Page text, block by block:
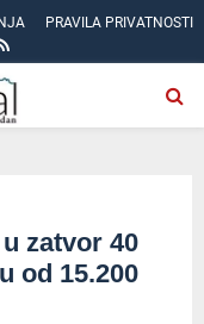
PRAVILA PRIVATNOSTI
RSS
zatvor 40
od 15.200